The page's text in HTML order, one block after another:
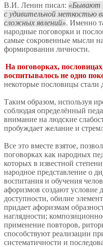
В.И. Ленин писал:
Бывают
с удивительной меткостью
сложных явлений . Именно
народные поговорки и
самые сокровенные мысли
формировании личности.
На поговорках,
воспитывалось не одно
некоторые пословицы
Таким образом, используя
соблюдая определённый
внимание на людские
пробуждает желание и
Все это вместе взятое,
поговорках как народных
которых в известной
народное представление о
воспитания и обучения
афоризмов создают условие
доступности, обилие
придает афоризмам
наглядности;
применение повторов,
способствуют реализации
систематичности и